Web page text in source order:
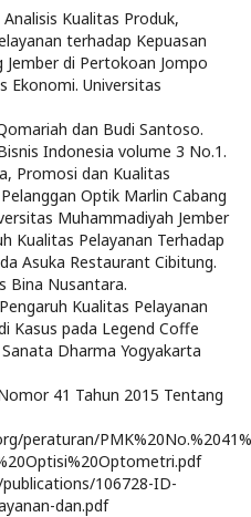
Kualitas Produk,
terhadap Kepuasan
Jember di Pertokoan Jompo
Ekonomi. Universitas
dan Budi Santoso.
Indonesia volume 3 No.1.
Promosi dan Kualitas
Optik Marlin Cabang
Muhammadiyah Jember
Kualitas Pelayanan Terhadap
Asuka Restaurant Cibitung.
Bina Nusantara.
Kualitas Pelayanan
Kasus pada Legend Coffe
Dharma Yogyakarta
41 Tahun 2015 Tentang
peraturan/
106728-ID-
dan.pdf